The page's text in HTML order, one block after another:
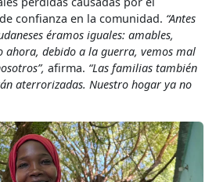
confianza en la comunidad. “Antes
éramos iguales: amables,
ahora, debido a la guerra, vemos mal
afirma. “Las familias también
aterrorizadas. Nuestro hogar ya no